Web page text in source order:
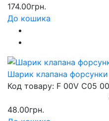
174.00грн.
До кошика
Шарик клапана
Код товару: F 00V C05
48.00грн.